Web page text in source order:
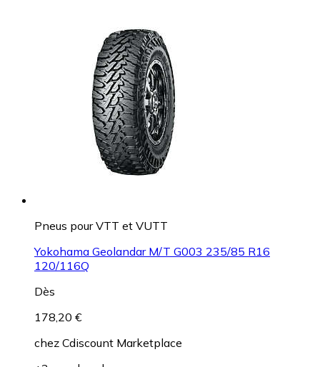
Pneus pour VTT et VUTT
Yokohama Geolandar M/T G003 235/85 R16
120/116Q
Dès
178,20 €
chez Cdiscount Marketplace